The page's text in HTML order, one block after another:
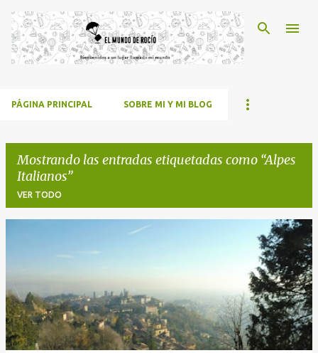
Ir al contenido principal
PÁGINA PRINCIPAL SOBRE MI Y MI BLOG
Mostrando las entradas etiquetadas como Alpes
Italianos
VER TODO
t
r
a
d